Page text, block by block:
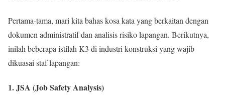
Pertama-tama, mari kita bahas kosa kata yang berkaitan dengan
dokumen administratif dan analisis risiko lapangan. Berikutnya,
inilah beberapa istilah K3 di industri konstruksi yang wajib
dikuasai staf lapangan:
1. JSA (Job Safety Analysis)